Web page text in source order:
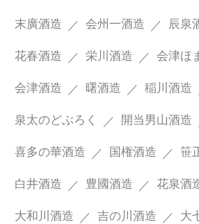
末廣酒造 会州一酒造 辰泉
花春酒造 栄川酒造 会津ほ
会津酒造 曙酒造 稲川酒造
泉太のどぶろく 開当男山酒造
喜多の華酒造 国権酒造 笹
白井酒造 豊國酒造 花泉酒
大和川酒造 吉の川酒造 大